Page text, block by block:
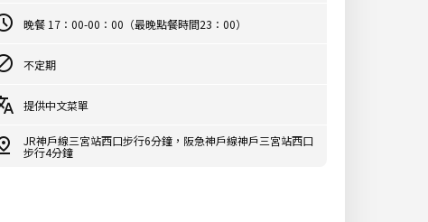
晚餐 17：00-00：00（最晚點餐時間23：00）
不定期
提供中文菜單
JR神戶線三宮站西口步行6分鐘，阪急神戶線神戶三宮站西口
步行4分鐘